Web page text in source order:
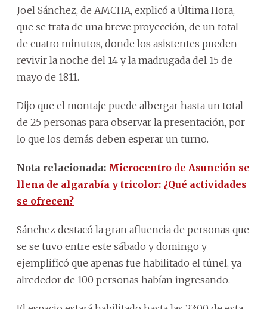
Joel Sánchez, de AMCHA, explicó a Última Hora,
que se trata de una breve proyección, de un total
de cuatro minutos, donde los asistentes pueden
revivir la noche del 14 y la madrugada del 15 de
mayo de 1811.
Dijo que el montaje puede albergar hasta un total
de 25 personas para observar la presentación, por
lo que los demás deben esperar un turno.
Nota relacionada: Microcentro de Asunción se
llena de algarabía y tricolor: ¿Qué actividades
se ofrecen?
Sánchez destacó la gran afluencia de personas que
se se tuvo entre este sábado y domingo y
ejemplificó que apenas fue habilitado el túnel, ya
alrededor de 100 personas habían ingresando.